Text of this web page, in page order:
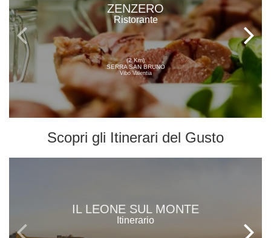
ZENZERO
Ristorante
(2 Km)
SERRA SAN BRUNO
Vibo Valentia
Scopri gli Itinerari del Gusto
IL LEONE SUL MONTE
Itinerario